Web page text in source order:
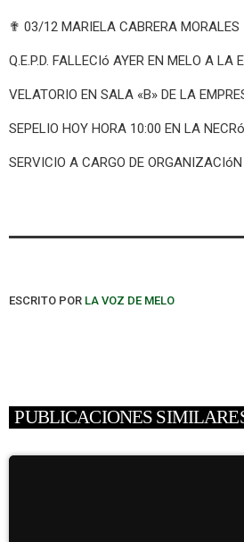
✟ 03/12 MARIELA CABRERA MORALES
Q.E.P.D. FALLECIó AYER EN MELO A LA
VELATORIO EN SALA «B» DE LA
SEPELIO HOY HORA 10:00 EN LA
SERVICIO A CARGO DE
ESCRITO POR LA VOZ DE MELO
PUBLICACIONES